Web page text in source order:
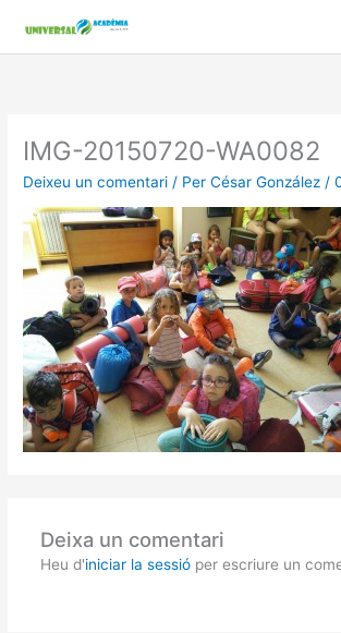
contingut
IMG-20150720-WA0082
Deixeu un comentari / Per César González /
Deixa un comentari
Heu d'iniciar la sessióper escriure un